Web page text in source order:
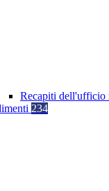
Recapiti dell'ufficio
234